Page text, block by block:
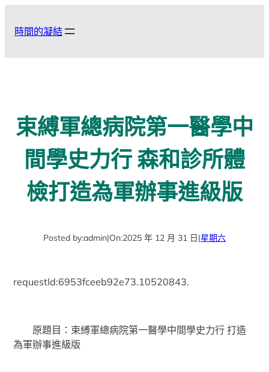
時間的凝結
束縛軍總病院第一醫學中
間學史力行 森和診所體
檢打造為軍辦事進級版
Posted by:admin|On:2025 年 12 月 31 日|星期六
requestId:6953fceeb92e73.10520843.
原題目：束縛軍總病院第一醫學中間學史力行 打造
為軍辦事進級版